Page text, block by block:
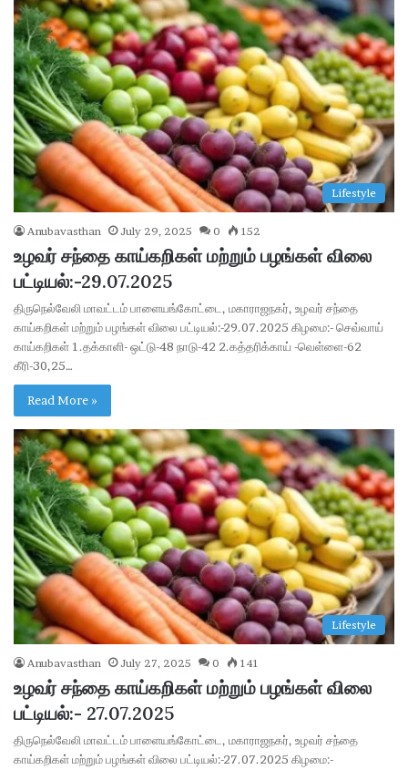
Lifestyle
Anubavasthan July 29, 2025 0 152
உழவர் சந்தை காய்கறிகள் மற்றும் பழங்கள் விலை
பட்டியல்:-29.07.2025
திருநெல்வேலி மாவட்டம் பாளையங்கோட்டை, மகாராஜநகர், உழவர் சந்தை
காய்கறிகள் மற்றும் பழங்கள் விலை பட்டியல்:-29.07.2025 கிழமை:- செவ்வாய்
காய்கறிகள் 1.தக்காளி- ஒட்டு-48 நாடு-42 2.கத்தரிக்காய் -வெள்ளை-62
கீரி-30,25…
Read More »
Lifestyle
Anubavasthan July 27, 2025 0 141
உழவர் சந்தை காய்கறிகள் மற்றும் பழங்கள் விலை
பட்டியல்:- 27.07.2025
திருநெல்வேலி மாவட்டம் பாளையங்கோட்டை, மகாராஜநகர், உழவர் சந்தை
காய்கறிகள் மற்றும் பழங்கள் விலை பட்டியல்:-27.07.2025 கிழமை:-